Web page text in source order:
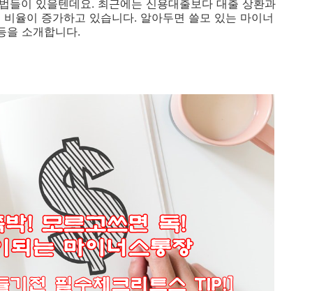
들이 있을텐데요. 최근에는 신용대출보다 대출 상환과
율이 증가하고 있습니다. 알아두면 쓸모 있는 마이너
을 소개합니다.